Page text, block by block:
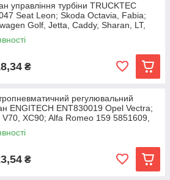
управління турбіни TRUCKTEC
Seat Leon; Skoda Octavia, Fabia;
Golf, Jetta, Caddy, Sharan, LT,
₴
регулювальний
ENGITECH ENT830019 Opel Vectra;
V70, XC90; Alfa Romeo 159 5851609,
₴